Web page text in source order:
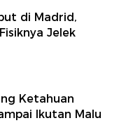
di Madrid,
Jelek
Ketahuan
Ikutan Malu